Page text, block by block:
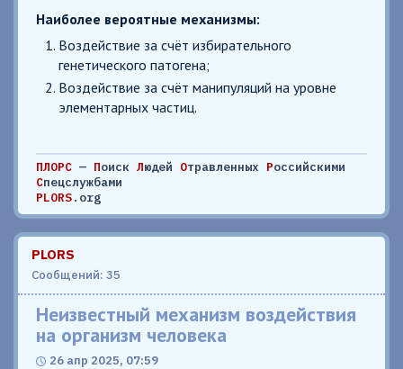
Наиболее вероятные механизмы:
Воздействие за счёт избирательного
генетического патогена;
Воздействие за счёт манипуляций на уровне
элементарных частиц.
ПЛОРС — Поиск Людей Отравленных Российскими
Спецслужбами
PLORS.org
PLORS
Сообщений: 35
Неизвестный механизм воздействия
на организм человека
26 апр 2025, 07:59